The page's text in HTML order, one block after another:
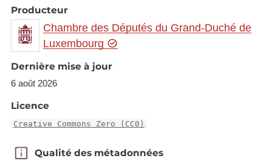
Le prénom (firstname)
Le titre (person_title)
La date de début de participation
(start_date)
La date de fin de participation (end_date)
Le groupe politique (political_group)
Le parti politique (political_party)
Le rapport des différents organes, commissions et
délégations est disponible dans les formats
suivants :
Producteur
Chambre des Députés du Grand-Duché de
Luxembourg
Dernière mise à jour
6 août 2026
Licence
Creative Commons Zero (CC0)
Qualité des métadonnées
Qualité des métadonnées